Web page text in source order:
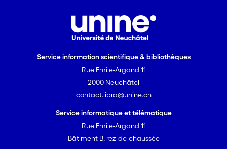
Service information scientifique & bibliothèques
Rue Emile-Argand 11
2000 Neuchâtel
contact.libra@unine.ch
Service informatique et télématique
Rue Emile-Argand 11
Bâtiment B, rez-de-chaussée